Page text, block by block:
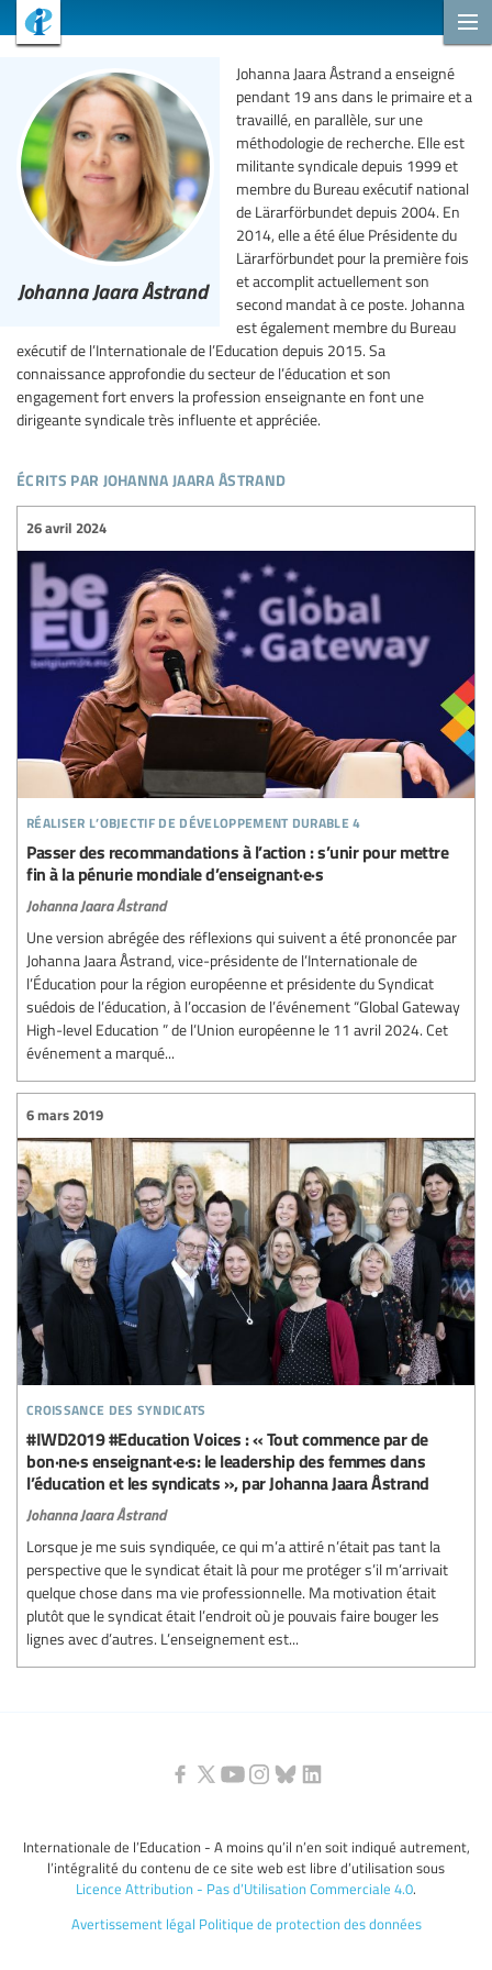
Johanna Jaara Åstrand
Johanna Jaara Åstrand a enseigné
pendant 19 ans dans le primaire et a
travaillé, en parallèle, sur une
méthodologie de recherche. Elle est
militante syndicale depuis 1999 et
membre du Bureau exécutif national
de Lärarförbundet depuis 2004. En
2014, elle a été élue Présidente du
Lärarförbundet pour la première fois
et accomplit actuellement son
second mandat à ce poste. Johanna
est également membre du Bureau
exécutif de l’Internationale de l’Education depuis 2015. Sa
connaissance approfondie du secteur de l’éducation et son
engagement fort envers la profession enseignante en font une
dirigeante syndicale très influente et appréciée.
écrits par johanna jaara åstrand
réaliser l’objectif de développement durable 4
26 avril 2024
Passer des recommandations à l’action : s’unir pour mettre
fin à la pénurie mondiale d’enseignant·e·s
Johanna Jaara Åstrand
Une version abrégée des réflexions qui suivent a été prononcée par
Johanna Jaara Åstrand, vice-présidente de l’Internationale de
l’Éducation pour la région européenne et présidente du Syndicat
suédois de l’éducation, à l’occasion de l’événement “Global Gateway
High-level Education ” de l’Union européenne le 11 avril 2024. Cet
événement a marqué...
croissance des syndicats
6 mars 2019
#IWD2019 #Education Voices : « Tout commence par de
bon·ne·s enseignant·e·s: le leadership des femmes dans
l’éducation et les syndicats », par Johanna Jaara Åstrand
Johanna Jaara Åstrand
Lorsque je me suis syndiquée, ce qui m’a attiré n’était pas tant la
perspective que le syndicat était là pour me protéger s’il m’arrivait
quelque chose dans ma vie professionnelle. Ma motivation était
plutôt que le syndicat était l’endroit où je pouvais faire bouger les
lignes avec d’autres. L’enseignement est...
Internationale de l’Education - A moins qu’il n’en soit indiqué autrement,
l’intégralité du contenu de ce site web est libre d’utilisation sous
Licence Attribution - Pas d’Utilisation Commerciale 4.0.
Avertissement légal Politique de protection des données